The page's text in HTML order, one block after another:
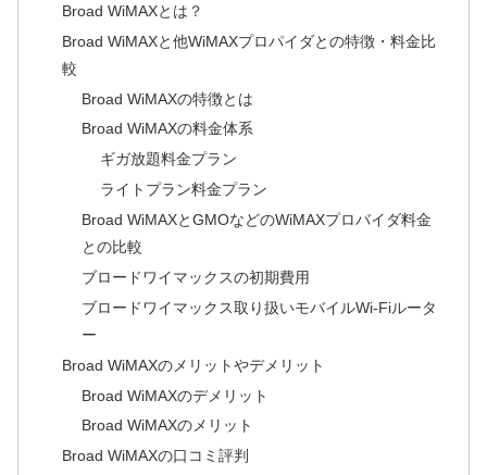
Broad WiMAXとは？
Broad WiMAXと他WiMAXプロパイダとの特徴・料金比
較
Broad WiMAXの特徴とは
Broad WiMAXの料金体系
ギガ放題料金プラン
ライトプラン料金プラン
Broad WiMAXとGMOなどのWiMAXプロバイダ料金
との比較
ブロードワイマックスの初期費用
ブロードワイマックス取り扱いモバイルWi-Fiルータ
ー
Broad WiMAXのメリットやデメリット
Broad WiMAXのデメリット
Broad WiMAXのメリット
Broad WiMAXの口コミ評判